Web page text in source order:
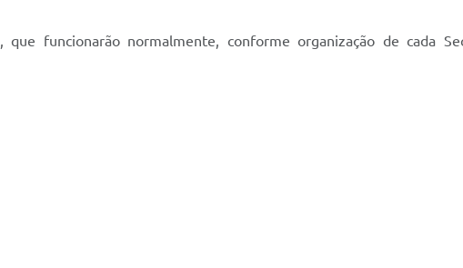
, que funcionarão normalmente, conforme organização de cada